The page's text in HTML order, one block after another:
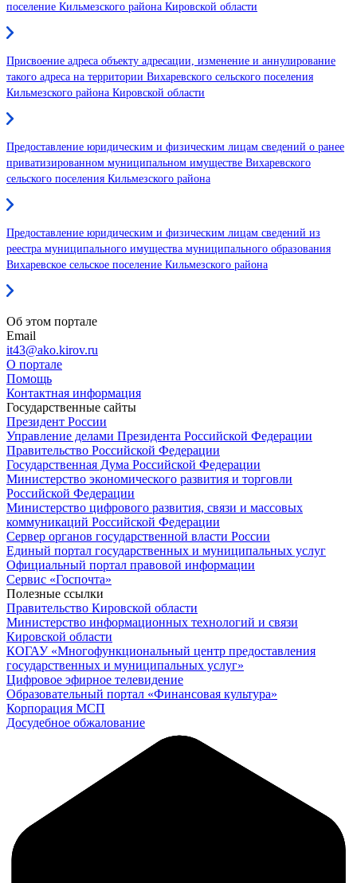
поселение Кильмезского района Кировской области
Присвоение адреса объекту адресации, изменение и аннулирование
такого адреса на территории Вихаревского сельского поселения
Кильмезского района Кировской области
Предоставление юридическим и физическим лицам сведений о ранее
приватизированном муниципальном имуществе Вихаревского
сельского поселения Кильмезского района
Предоставление юридическим и физическим лицам сведений из
реестра муниципального имущества муниципального образования
Вихаревское сельское поселение Кильмезского района
Об этом портале
Email
it43@ako.kirov.ru
О портале
Помощь
Контактная информация
Государственные сайты
Президент России
Управление делами Президента Российской Федерации
Правительство Российской Федерации
Государственная Дума Российской Федерации
Министерство экономического развития и торговли
Российской Федерации
Министерство цифрового развития, связи и массовых
коммуникаций Российской Федерации
Сервер органов государственной власти России
Единый портал государственных и муниципальных услуг
Официальный портал правовой информации
Cервис «Госпочта»
Полезные ссылки
Правительство Кировской области
Министерство информационных технологий и связи
Кировской области
КОГАУ «Многофункциональный центр предоставления
государственных и муниципальных услуг»
Цифровое эфирное телевидение
Образовательный портал «Финансовая культура»
Корпорация МСП
Досудебное обжалование